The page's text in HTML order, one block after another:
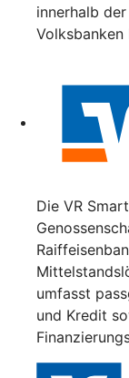
innerhalb
Volksbanken
Die VR
umfasst
und Kredit